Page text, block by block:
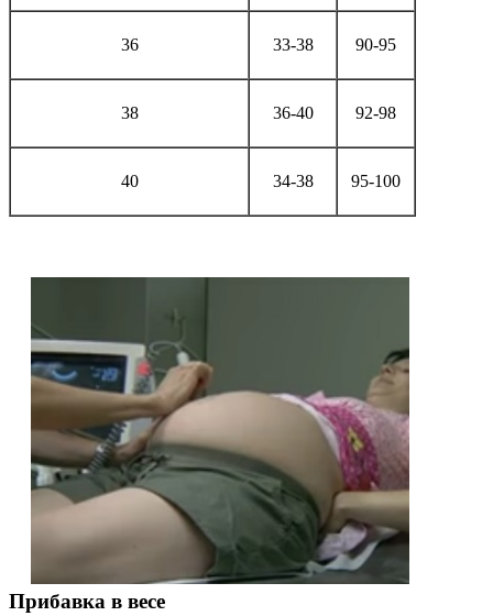
36 33-38 90-95
38 36-40 92-98
40 34-38 95-100
Прибавка в весе